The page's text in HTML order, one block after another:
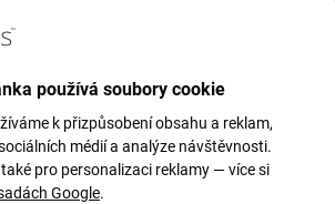
– Náhradní díl prodávaný jako
podle stejných standardů,
jako originál. Jedná se o kopii
používá soubory cookie
k přizpůsobení obsahu a reklam,
médií a analýze návštěvnosti.
pro personalizaci reklamy — více si
Google.